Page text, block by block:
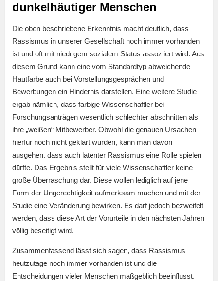
dunkelhäutiger Menschen
Die oben beschriebene Erkenntnis macht deutlich, dass
Rassismus in unserer Gesellschaft noch immer vorhanden
ist und oft mit niedrigem sozialem Status assoziiert wird. Aus
diesem Grund kann eine vom Standardtyp abweichende
Hautfarbe auch bei Vorstellungsgesprächen und
Bewerbungen ein Hindernis darstellen. Eine weitere Studie
ergab nämlich, dass farbige Wissenschaftler bei
Forschungsanträgen wesentlich schlechter abschnitten als
ihre „weißen“ Mitbewerber. Obwohl die genauen Ursachen
hierfür noch nicht geklärt wurden, kann man davon
ausgehen, dass auch latenter Rassismus eine Rolle spielen
dürfte. Das Ergebnis stellt für viele Wissenschaftler keine
große Überraschung dar. Diese wollen lediglich auf jene
Form der Ungerechtigkeit aufmerksam machen und mit der
Studie eine Veränderung bewirken. Es darf jedoch bezweifelt
werden, dass diese Art der Vorurteile in den nächsten Jahren
völlig beseitigt wird.
Zusammenfassend lässt sich sagen, dass Rassismus
heutzutage noch immer vorhanden ist und die
Entscheidungen vieler Menschen maßgeblich beeinflusst.